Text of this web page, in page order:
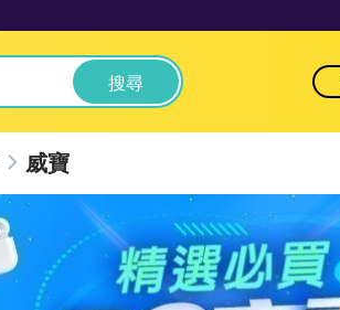
搜尋
威寶